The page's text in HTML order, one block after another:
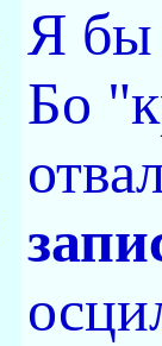
Я бы
Бо